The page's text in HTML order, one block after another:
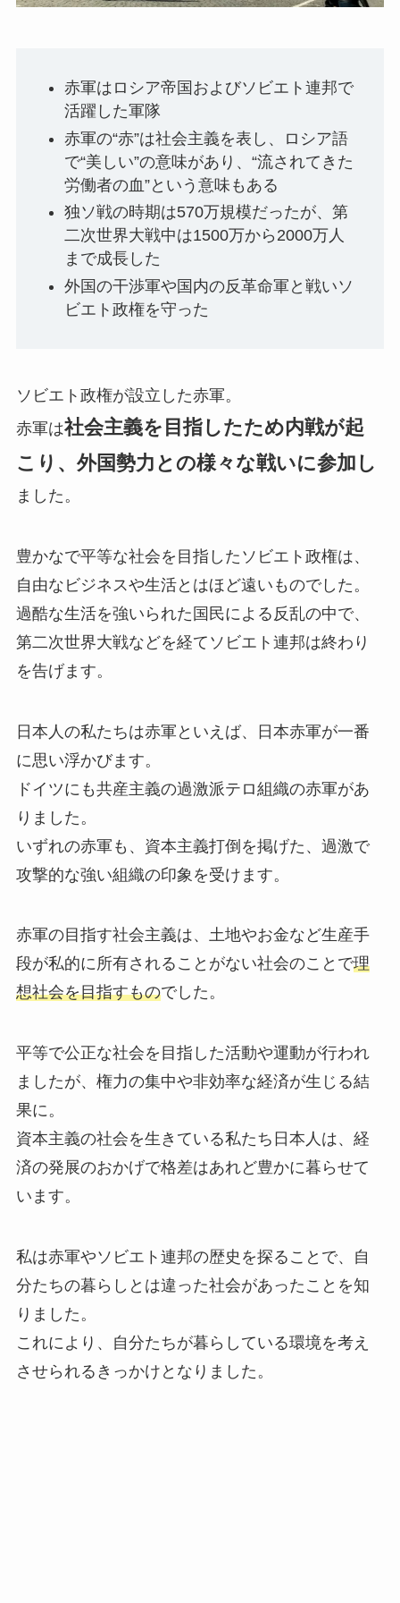
赤軍はロシア帝国およびソビエト連邦で
活躍した軍隊
赤軍の“赤”は社会主義を表し、ロシア語
で“美しい”の意味があり、“流されてきた
労働者の血”という意味もある
独ソ戦の時期は570万規模だったが、第
二次世界大戦中は1500万から2000万人
まで成長した
外国の干渉軍や国内の反革命軍と戦いソ
ビエト政権を守った
ソビエト政権が設立した赤軍。
赤軍は社会主義を目指したため内戦が起
こり、外国勢力との様々な戦いに参加し
ました。
豊かなで平等な社会を目指したソビエト政権は、
自由なビジネスや生活とはほど遠いものでした。
過酷な生活を強いられた国民による反乱の中で、
第二次世界大戦などを経てソビエト連邦は終わり
を告げます。
日本人の私たちは赤軍といえば、日本赤軍が一番
に思い浮かびます。
ドイツにも共産主義の過激派テロ組織の赤軍があ
りました。
いずれの赤軍も、資本主義打倒を掲げた、過激で
攻撃的な強い組織の印象を受けます。
赤軍の目指す社会主義は、土地やお金など生産手
段が私的に所有されることがない社会のことで理
想社会を目指すものでした。
平等で公正な社会を目指した活動や運動が行われ
ましたが、権力の集中や非効率な経済が生じる結
果に。
資本主義の社会を生きている私たち日本人は、経
済の発展のおかげで格差はあれど豊かに暮らせて
います。
私は赤軍やソビエト連邦の歴史を探ることで、自
分たちの暮らしとは違った社会があったことを知
りました。
これにより、自分たちが暮らしている環境を考え
させられるきっかけとなりました。